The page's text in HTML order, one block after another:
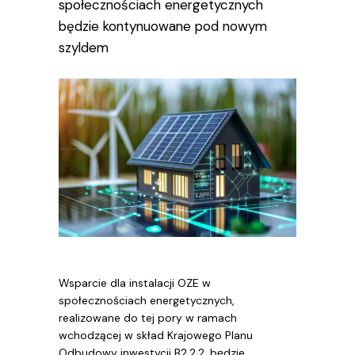
społecznościach energetycznych
będzie kontynuowane pod nowym
szyldem
Wsparcie dla instalacji OZE w
społecznościach energetycznych,
realizowane do tej pory w ramach
wchodzącej w skład Krajowego Planu